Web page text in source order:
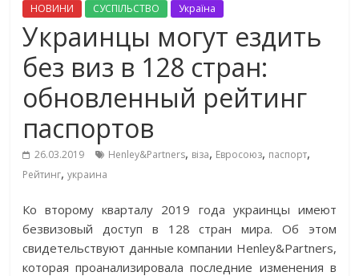
НОВИНИ СУСПІЛЬСТВО Україна
Украинцы могут ездить
без виз в 128 стран:
обновленный рейтинг
паспортов
26.03.2019 Henley&Partners, віза, Евросоюз, паспорт,
Рейтинг,украина
Ко второму кварталу 2019 года украинцы имеют
безвизовый доступ в 128 стран мира. Об этом
свидетельствуют данные компании Henley&Partners,
которая проанализировала последние изменения в